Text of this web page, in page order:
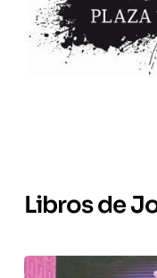
Libros de